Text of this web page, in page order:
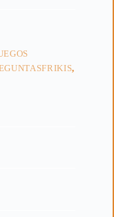
,